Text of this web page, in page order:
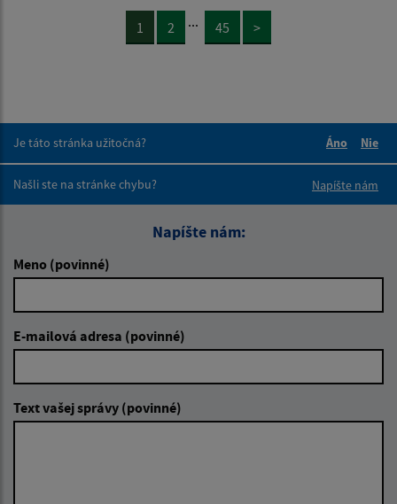
1 2 ... 45 >
Je táto stránka užitočná?
Áno
Nie
Našli ste na stránke chybu?
Napíšte nám
Napíšte nám:
Meno (povinné)
E-mailová adresa (povinné)
Text vašej správy (povinné)